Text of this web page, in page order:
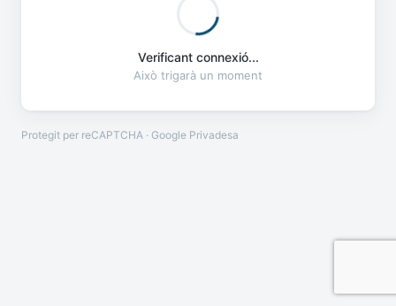
Verificant connexió...
Això trigarà un moment
Protegit per reCAPTCHA · Google Privadesa